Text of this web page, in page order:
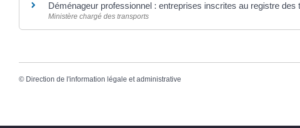
Déménageur professionnel : entreprises inscrites au registre
Ministère chargé des transports
© Direction de l'information légale et administrative